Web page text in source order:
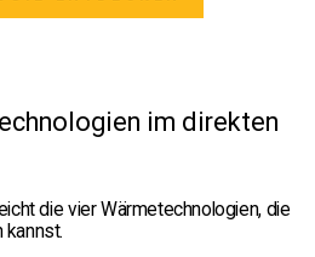
im direkten
die vier Wärmetechnologien, die
kannst.